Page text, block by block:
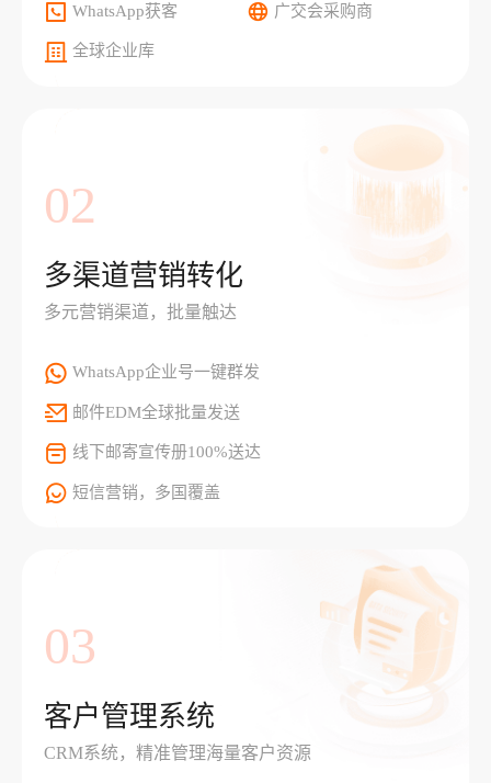
WhatsApp获客 广交会采购商
全球企业库
02
多渠道营销转化
多元营销渠道，批量触达
WhatsApp企业号一键群发
邮件EDM全球批量发送
线下邮寄宣传册100%送达
短信营销，多国覆盖
03
客户管理系统
CRM系统，精准管理海量客户资源